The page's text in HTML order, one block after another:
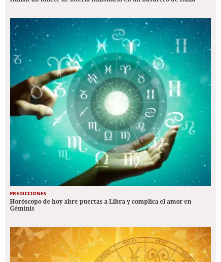
PREDICCIONES
Horóscopo de hoy abre puertas a Libra y complica el amor en
Géminis